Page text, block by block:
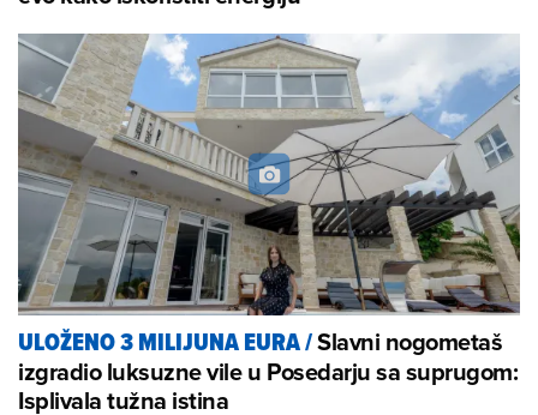
ULOŽENO 3 MILIJUNA EURA/Slavni nogometaš
izgradio luksuzne vile u Posedarju sa suprugom:
Isplivala tužna istina